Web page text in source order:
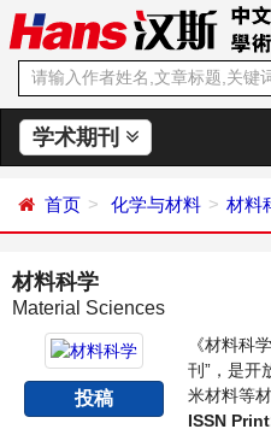
学术期刊
首页 化学与材料 材料
材料科学
Material Sciences
投稿
《材料科
刊”，是开
米材料等
性论文和
ISSN